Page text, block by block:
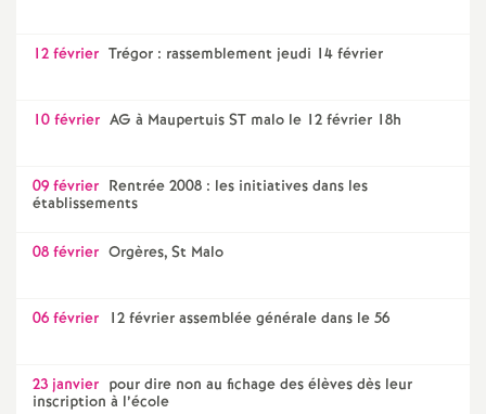
12 février Trégor : rassemblement jeudi 14 février
10 février AG à Maupertuis ST malo le 12 février 18h
09 février Rentrée 2008 : les initiatives dans les
établissements
08 février Orgères, St Malo
06 février 12 février assemblée générale dans le 56
23 janvier pour dire non au fichage des élèves dès leur
inscription à l’école